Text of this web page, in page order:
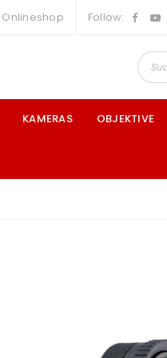
Onlineshop Follow:
KAMERAS OBJEKTIVE